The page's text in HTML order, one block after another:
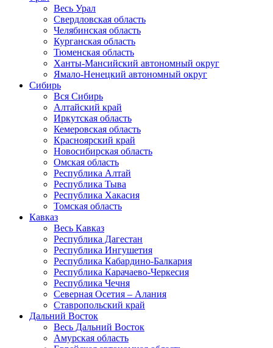
Весь Урал
Свердловская область
Челябинская область
Курганская область
Тюменская область
Ханты-Мансийский автономный округ
Ямало-Ненецкий автономный округ
Сибирь
Вся Сибирь
Алтайский край
Иркутская область
Кемеровская область
Красноярский край
Новосибирская область
Омская область
Республика Алтай
Республика Тыва
Республика Хакасия
Томская область
Кавказ
Весь Кавказ
Республика Дагестан
Республика Ингушетия
Республика Кабардино-Балкария
Республика Карачаево-Черкесия
Республика Чечня
Северная Осетия – Алания
Ставропольский край
Дальний Восток
Весь Дальний Восток
Амурская область